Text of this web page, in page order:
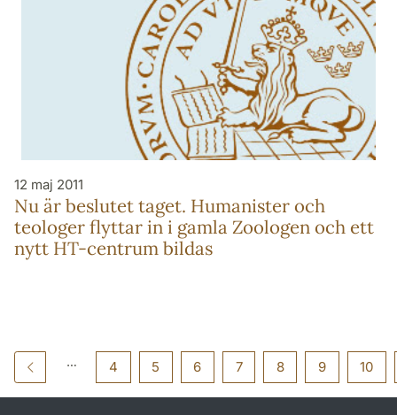
12 maj 2011
Nu är beslutet taget. Humanister och
teologer flyttar in i gamla Zoologen och ett
nytt HT-centrum bildas
4 5 6 7 8 9 10